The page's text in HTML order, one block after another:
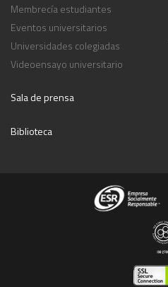
Membrecía estudiantes
Eventos universitarios
Universidades colegiadas
Videoensayo universitario
Sala de prensa
Biblioteca